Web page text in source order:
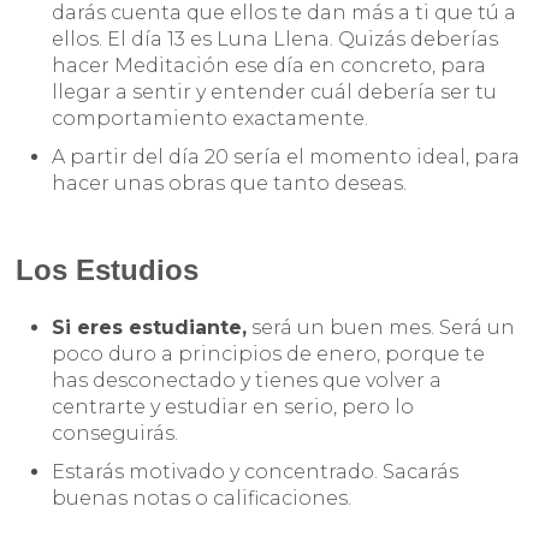
darás cuenta que ellos te dan más a ti que tú a
ellos. El día 13 es Luna Llena. Quizás deberías
hacer Meditación ese día en concreto, para
llegar a sentir y entender cuál debería ser tu
comportamiento exactamente.
A partir del día 20 sería el momento ideal, para
hacer unas obras que tanto deseas.
Los Estudios
Si eres estudiante, será un buen mes. Será un
poco duro a principios de enero, porque te
has desconectado y tienes que volver a
centrarte y estudiar en serio, pero lo
conseguirás.
Estarás motivado y concentrado. Sacarás
buenas notas o calificaciones.